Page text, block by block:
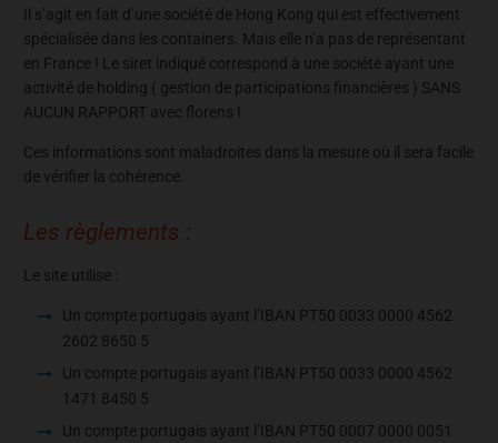
Il s’agit en fait d’une société de Hong Kong qui est effectivement
spécialisée dans les containers. Mais elle n’a pas de représentant
en France ! Le siret indiqué correspond à une société ayant une
activité de holding ( gestion de participations financières ) SANS
AUCUN RAPPORT avec florens !
Ces informations sont maladroites dans la mesure où il sera facile
de vérifier la cohérence.
Les règlements :
Le site utilise :
Un compte portugais ayant l’IBAN PT50 0033 0000 4562
2602 8650 5
Un compte portugais ayant l’IBAN PT50 0033 0000 4562
1471 8450 5
Un compte portugais ayant l’IBAN PT50 0007 0000 0051